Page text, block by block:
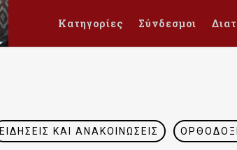
Κατηγορίες Σύνδεσμοι
ΕΙΔΉΣΕΙΣ ΚΑΙ ΑΝΑΚΟΙΝΏΣΕΙΣ